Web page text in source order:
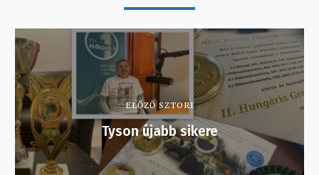
ELŐZŐ SZTORI
Tyson újabb sikere